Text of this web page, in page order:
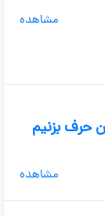
مشاهده
حرف بزنیم
مشاهده